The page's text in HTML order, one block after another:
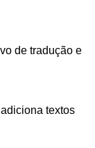
de tradução e
textos